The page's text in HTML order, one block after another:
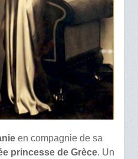
en compagnie de sa
princesse de Grèce. Un